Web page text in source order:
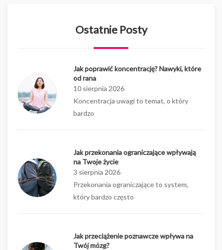
Ostatnie Posty
Jak poprawić koncentrację? Nawyki, które
od rana
10 sierpnia 2026
Koncentracja uwagi to temat, o który
bardzo
Jak przekonania ograniczające wpływają
na Twoje życie
3 sierpnia 2026
Przekonania ograniczające to system,
który bardzo często
Jak przeciążenie poznawcze wpływa na
Twój mózg?